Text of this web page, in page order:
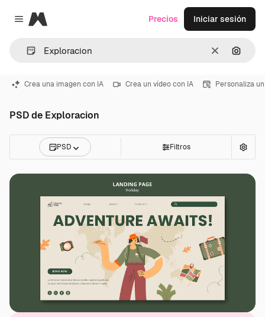
Close menu
Magnific
Borrar
Precios Iniciar sesión
Crea una imagen con IA Crea un vídeo con IA Personaliza
PSD de Exploracion
PSD Filtros